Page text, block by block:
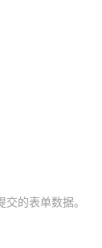
的表单数据。